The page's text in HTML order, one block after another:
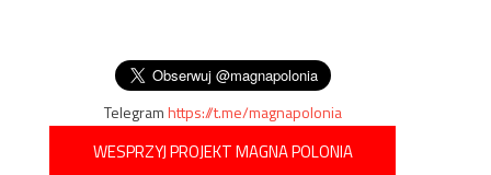
Telegramhttps://t.me/magnapolonia
WESPRZYJ PROJEKT MAGNA POLONIA